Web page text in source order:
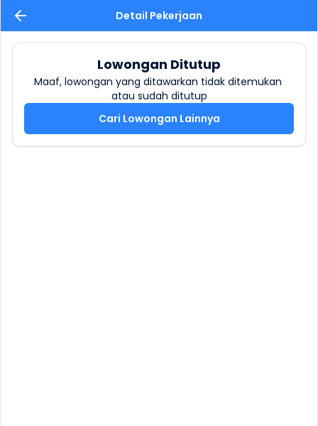
Detail Pekerjaan
Lowongan Ditutup
Maaf, lowongan yang ditawarkan tidak ditemukan
atau sudah ditutup
Cari Lowongan Lainnya